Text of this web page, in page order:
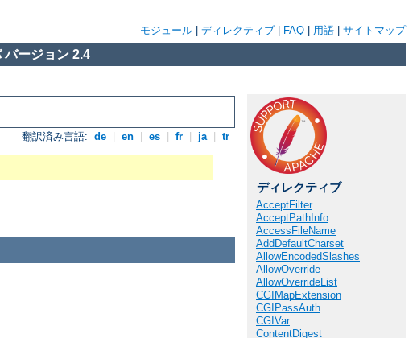
モジュール ディレクティブ FAQ 用語 サイトマップ
ージョン 2.4
翻訳済み言語: de en es fr ja tr
ディレクティブ
AcceptFilter
AcceptPathInfo
AccessFileName
AddDefaultCharset
AllowEncodedSlashes
AllowOverride
AllowOverrideList
CGIMapExtension
CGIPassAuth
CGIVar
ContentDigest